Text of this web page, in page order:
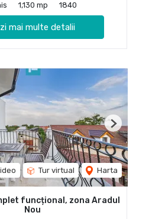
1,130 mp 1840
mai multe detalii
Tur virtual Harta
Next
funcțional, zona Aradul
Nou